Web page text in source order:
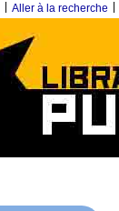
Aller à la recherche